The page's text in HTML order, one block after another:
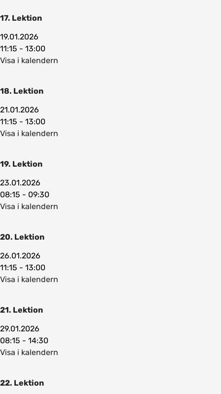
17. Lektion
19.01.2026
11:15 - 13:00
Visa i kalendern
18. Lektion
21.01.2026
11:15 - 13:00
Visa i kalendern
19. Lektion
23.01.2026
08:15 - 09:30
Visa i kalendern
20. Lektion
26.01.2026
11:15 - 13:00
Visa i kalendern
21. Lektion
29.01.2026
08:15 - 14:30
Visa i kalendern
22. Lektion